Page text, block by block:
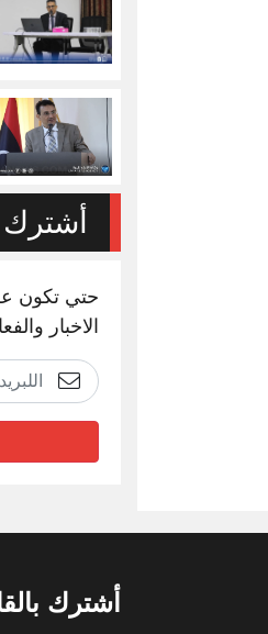
أشترك
حتي تكون
الاخبار
أشترك